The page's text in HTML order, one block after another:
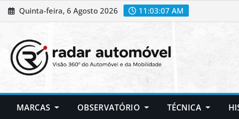
Skip
to
Quinta-feira, 6 Agosto 2026 11:03:08 AM
MARCAS OBSERVATÓRIO TÉCNICA